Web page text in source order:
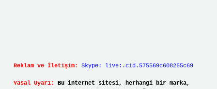
Reklam ve İletişim: Skype: live:.cid.575569c608265c69
Yasal Uyarı:
Bu internet sitesi, herhangi bir marka,